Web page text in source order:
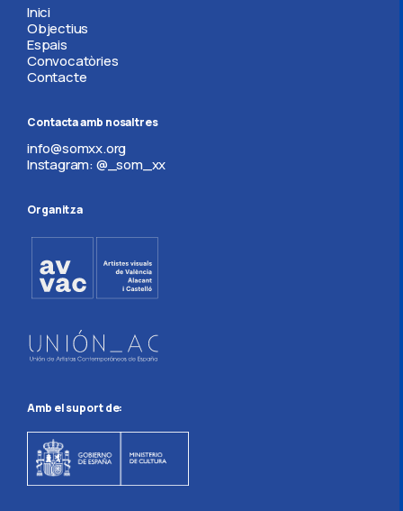
Inici
Objectius
Espais
Convocatòries
Contacte
Contacta amb nosaltres
info@somxx.org
Instagram: @_som_xx
Organitza
Amb el suport de: